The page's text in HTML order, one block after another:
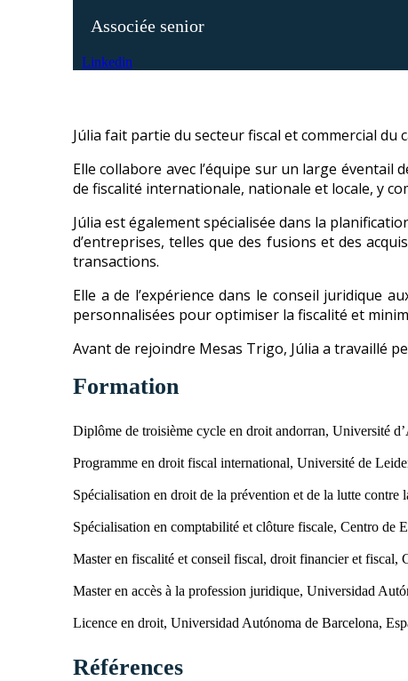
Associée senior
Linkedin
Júlia fait partie du secteur fiscal et commercial du
Elle collabore avec l’équipe sur un large
de fiscalité internationale, nationale et locale, y
Júlia est également spécialisée dans la
d’entreprises, telles que des fusions et des
transactions.
Elle a de l’expérience dans le conseil juridique
personnalisées pour optimiser la fiscalité et
Avant de rejoindre Mesas Trigo, Júlia a travaillé
Formation
Diplôme de troisième cycle en droit andorran, Université
Programme en droit fiscal international, Université de
Spécialisation en droit de la prévention et de la lutte
Spécialisation en comptabilité et clôture fiscale, Centro de
Master en fiscalité et conseil fiscal, droit financier et fiscal,
Master en accès à la profession juridique, Universidad
Licence en droit, Universidad Autónoma de Barcelona,
Références